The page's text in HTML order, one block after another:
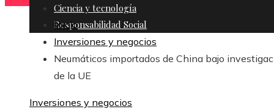
Ciencia y tecnología
Responsabilidad Social
Inicio
Inversiones y negocios
Neumáticos importados de China bajo
de la UE
Inversiones y negocios